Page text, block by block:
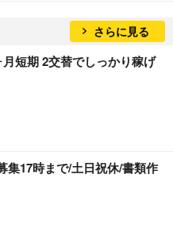
さらに見る
短期 2交替でしっかり稼げ
集17時まで/土日祝休/書類作